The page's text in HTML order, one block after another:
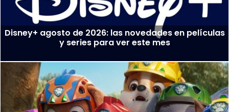
Disney+ agosto de 2026: las novedades en películas
y series para ver este mes